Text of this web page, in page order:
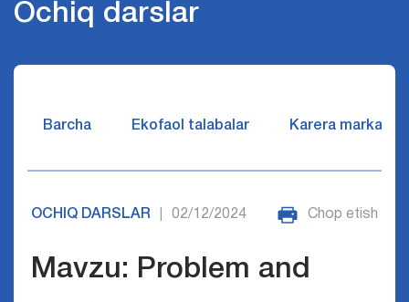
Ochiq darslar
Barcha Ekofaol talabalar Karera markazi
OCHIQ DARSLAR 02/12/2024 Chop etish
Mavzu: Problem and